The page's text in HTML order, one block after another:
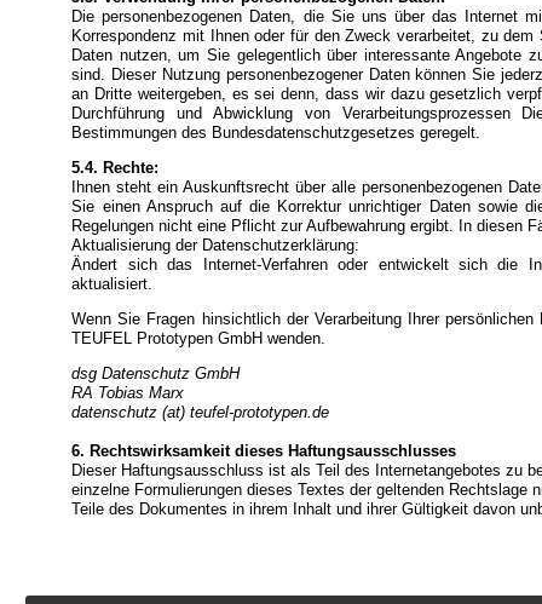
Die personenbezogenen Daten, die Sie uns über das Internet
Korrespondenz mit Ihnen oder für den Zweck verarbeitet, zu
Daten nutzen, um Sie gelegentlich über interessante Angebote
sind. Dieser Nutzung personenbezogener Daten können Sie
an Dritte weitergeben, es sei denn, dass wir dazu gesetzlich
Durchführung und Abwicklung von Verarbeitungsprozessen
Bestimmungen des Bundesdatenschutzgesetzes geregelt.
5.4. Rechte:
Ihnen steht ein Auskunftsrecht über alle personenbezogenen
Sie einen Anspruch auf die Korrektur unrichtiger Daten sowie
Regelungen nicht eine Pflicht zur Aufbewahrung ergibt. In diesen
Aktualisierung der Datenschutzerklärung:
Ändert sich das Internet-Verfahren oder entwickelt sich die
aktualisiert.
Wenn Sie Fragen hinsichtlich der Verarbeitung Ihrer
TEUFEL Prototypen GmbH wenden.
dsg Datenschutz GmbH
RA Tobias Marx
datenschutz (at) teufel-prototypen.de
6. Rechtswirksamkeit dieses Haftungsausschlusses
Dieser Haftungsausschluss ist als Teil des Internetangebotes zu
einzelne Formulierungen dieses Textes der geltenden
Teile des Dokumentes in ihrem Inhalt und ihrer Gültigkeit davon